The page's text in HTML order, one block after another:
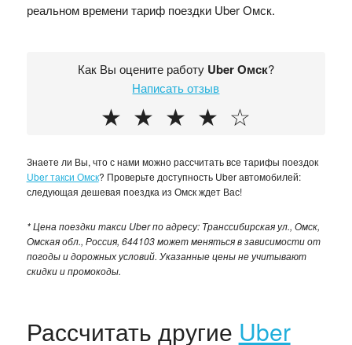
реальном времени тариф поездки Uber Омск.
Как Вы оцените работу Uber Омск?
Написать отзыв
☆
★
★
★
★
Знаете ли Вы, что с нами можно рассчитать все тарифы поездок
Uber такси Омск? Проверьте доступность Uber автомобилей:
следующая дешевая поездка из Омск ждет Вас!
* Цена поездки такси Uber по адресу: Транссибирская ул., Омск,
Омская обл., Россия, 644103 может меняться в зависимости от
погоды и дорожных условий. Указанные цены не учитывают
скидки и промокоды.
Рассчитать другие Uber